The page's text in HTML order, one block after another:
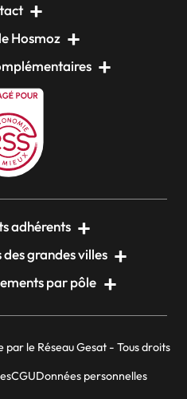
Hosmoz
adhérents
grandes villes
par pôle
le Réseau Gesat - Tous droits
CGUDonnées personnelles